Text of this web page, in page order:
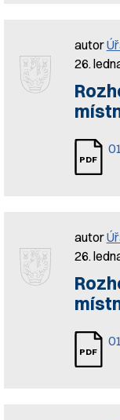
autor
26.
autor
26.